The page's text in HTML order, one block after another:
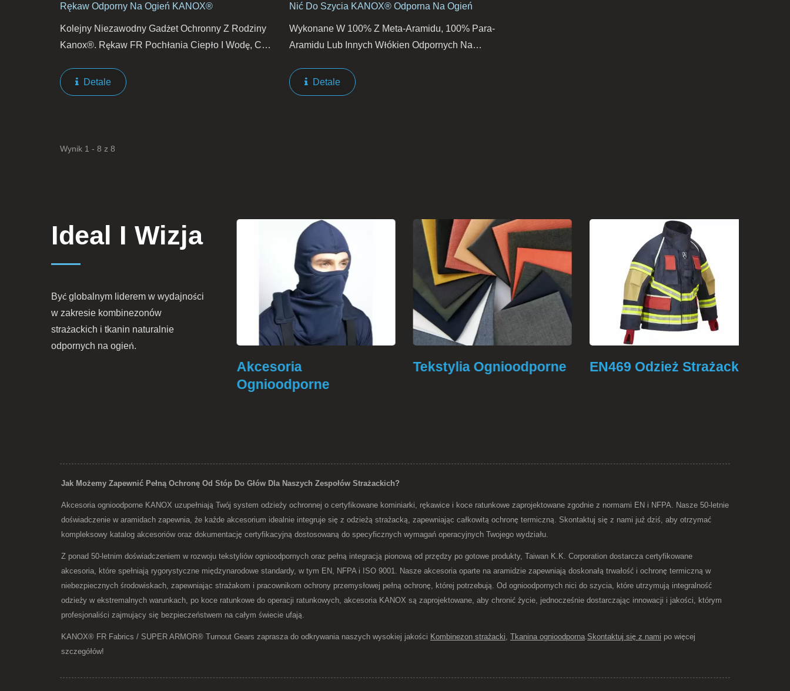
Rękaw Odporny Na Ogień KANOX®
Kolejny Niezawodny Gadżet Ochronny Z Rodziny
Kanox®. Rękaw FR Pochłania Ciepło I Wodę, Co
Walki Z Ogniem.
Detale
Nić Do Szycia KANOX® Odporna Na Ogień
Wykonane W 100% Z Meta-Aramidu, 100% Para-
Aramidu Lub Innych Włókien Odpornych Na
Odporna Na Ogień Jest Zazwyczaj Przędzona W
Typie 203, 243, 303 I/lub 403....
Detale
Wynik 1 - 8 z 8
Ideal I Wizja
Być globalnym liderem w wydajności
w zakresie kombinezonów
strażackich i tkanin naturalnie
odpornych na ogień.
Akcesoria
Ognioodporne
Tekstylia Ognioodporne EN469 Odzież Strażacka
Jak Możemy Zapewnić Pełną Ochronę Od Stóp Do Głów Dla Naszych Zespołów Strażackich?
Akcesoria ognioodporne KANOX uzupełniają Twój system odzieży ochronnej o certyfikowane kominiarki, rękawice i koce ratunkowe zaprojektowane zgodnie z normami EN i NFPA. Nasze 50-letnie
doświadczenie w aramidach zapewnia, że każde akcesorium idealnie integruje się z odzieżą strażacką, zapewniając całkowitą ochronę termiczną. Skontaktuj się z nami już dziś, aby otrzymać
kompleksowy katalog akcesoriów oraz dokumentację certyfikacyjną dostosowaną do specyficznych wymagań operacyjnych Twojego wydziału.
Z ponad 50-letnim doświadczeniem w rozwoju tekstyliów ognioodpornych oraz pełną integracją pionową od przędzy po gotowe produkty, Taiwan K.K. Corporation dostarcza certyfikowane
akcesoria, które spełniają rygorystyczne międzynarodowe standardy, w tym EN, NFPA i ISO 9001. Nasze akcesoria oparte na aramidzie zapewniają doskonałą trwałość i ochronę termiczną w
niebezpiecznych środowiskach, zapewniając strażakom i pracownikom ochrony przemysłowej pełną ochronę, której potrzebują. Od ognioodpornych nici do szycia, które utrzymują integralność
odzieży w ekstremalnych warunkach, po koce ratunkowe do operacji ratunkowych, akcesoria KANOX są zaprojektowane, aby chronić życie, jednocześnie dostarczając innowacji i jakości, którym
profesjonaliści zajmujący się bezpieczeństwem na całym świecie ufają.
KANOX® FR Fabrics / SUPER ARMOR® Turnout Gears zaprasza do odkrywania naszych wysokiej jakości Kombinezon strażacki Tkanina ognioodporna Skontaktuj się z nami po więcej
szczegółów!